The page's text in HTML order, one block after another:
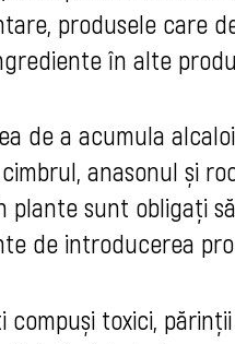
produsele care
în alte
de a acumula
anasonul și
sunt obligați
de introducerea
compuși toxici,